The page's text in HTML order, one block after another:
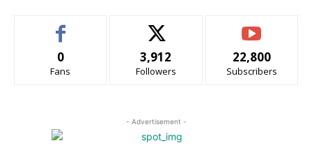
0
Fans
3,912
Followers
22,800
Subscribers
- Advertisement -